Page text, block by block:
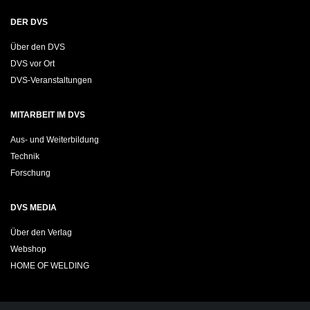
DER DVS
Über den DVS
DVS vor Ort
DVS-Veranstaltungen
MITARBEIT IM DVS
Aus- und Weiterbildung
Technik
Forschung
DVS MEDIA
Über den Verlag
Webshop
HOME OF WELDING